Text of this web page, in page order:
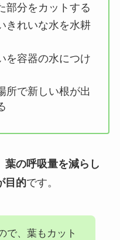
部分をカットする
きれいな水を水耕
を容器の水につけ
所で新しい根が出
葉の呼吸量を減らし
目的です。
で、葉もカット